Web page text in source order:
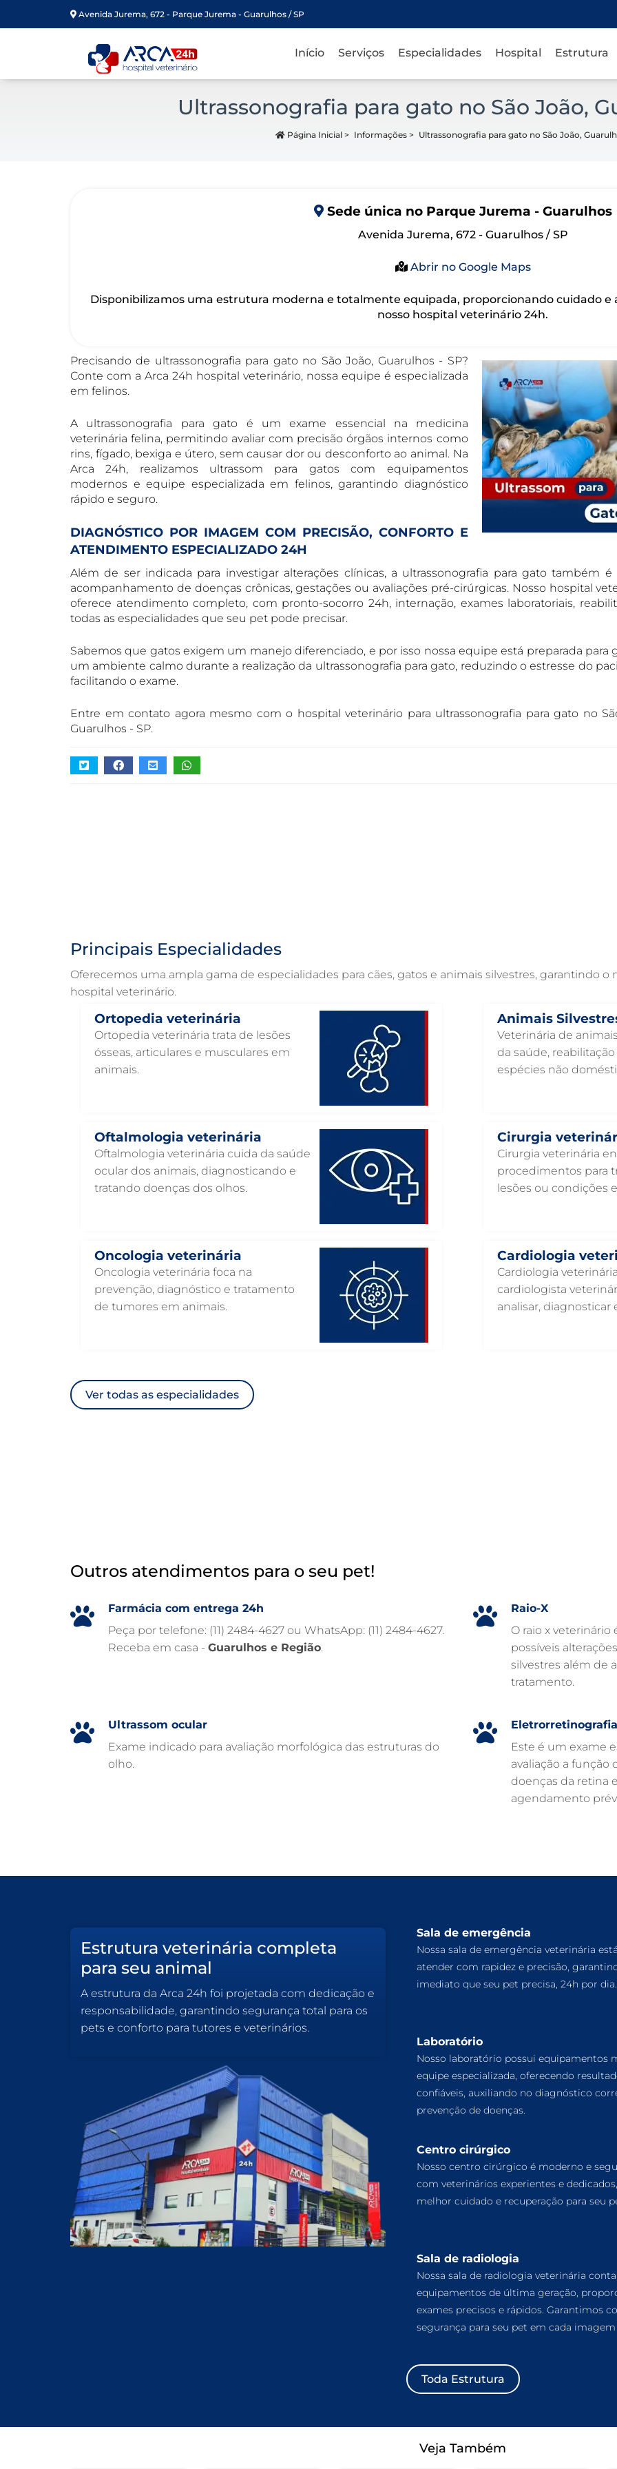
Avenida Jurema, 672 - Parque Jurema - Guarulhos / SP
Início Serviços Especialidades Hospital Estrutura
Ultrassonografia para gato no São João,
Página Inicial > Informações > Ultrassonografia para gato no São João,
Sede única no Parque Jurema - Guarulhos
Avenida Jurema, 672 - Guarulhos / SP
Abrir no Google Maps
Disponibilizamos uma estrutura moderna e totalmente equipada, proporcionando cuidado
nosso hospital veterinário 24h.
Precisando de ultrassonografia para gato no São João, Guarulhos - SP?
Conte com a Arca 24h hospital veterinário, nossa equipe é especializada
em felinos.
A ultrassonografia para gato é um exame essencial na medicina
veterinária felina, permitindo avaliar com precisão órgãos internos como
rins, fígado, bexiga e útero, sem causar dor ou desconforto ao animal. Na
Arca 24h, realizamos ultrassom para gatos com equipamentos
modernos e equipe especializada em felinos, garantindo diagnóstico
rápido e seguro.
DIAGNÓSTICO POR IMAGEM COM PRECISÃO, CONFORTO E
ATENDIMENTO ESPECIALIZADO 24H
Além de ser indicada para investigar alterações clínicas, a ultrassonografia para gato também
acompanhamento de doenças crônicas, gestações ou avaliações pré-cirúrgicas. Nosso hospital
oferece atendimento completo, com pronto-socorro 24h, internação, exames laboratoriais,
todas as especialidades que seu pet pode precisar.
Sabemos que gatos exigem um manejo diferenciado, e por isso nossa equipe está preparada para
um ambiente calmo durante a realização da ultrassonografia para gato, reduzindo o estresse do
facilitando o exame.
Entre em contato agora mesmo com o hospital veterinário para ultrassonografia para gato no
Guarulhos - SP.
Principais Especialidades
Oferecemos uma ampla gama de especialidades para cães, gatos e animais silvestres, garantindo
hospital veterinário.
Ortopedia veterinária
Ortopedia veterinária trata de lesões
ósseas, articulares e musculares em
animais.
Oftalmologia veterinária
Oftalmologia veterinária cuida da saúde
ocular dos animais, diagnosticando e
tratando doenças dos olhos.
Oncologia veterinária
Oncologia veterinária foca na
prevenção, diagnóstico e tratamento
de tumores em animais.
Animais
Veterinária de
da saúde,
espécies não
Cirurgia
Cirurgia veterinária
procedimentos para
lesões ou condições
Cardiologia
Cardiologia
cardiologista
analisar, diagnosticar
Ver todas as especialidades
Outros atendimentos para o seu pet!
Farmácia com entrega 24h
Peça por telefone: (11) 2484-4627 ou WhatsApp: (11) 2484-4627.
Receba em casa - Guarulhos e Região.
Raio-X
O raio x
possíveis
silvestres além de
tratamento.
Ultrassom ocular
Exame indicado para avaliação morfológica das estruturas do
olho.
Eletrorretinografia
Este é um exame
avaliação a função
doenças da retina
agendamento
Estrutura veterinária completa
para seu animal
A estrutura da Arca 24h foi projetada com dedicação e
responsabilidade, garantindo segurança total para os
pets e conforto para tutores e veterinários.
Sala de emergência
Nossa sala de emergência veterinária
atender com rapidez e precisão,
imediato que seu pet precisa, 24h por dia.
Laboratório
Nosso laboratório possui equipamentos
equipe especializada, oferecendo
confiáveis, auxiliando no diagnóstico
prevenção de doenças.
Centro cirúrgico
Nosso centro cirúrgico é moderno e
com veterinários experientes e
melhor cuidado e recuperação para seu
Sala de radiologia
Nossa sala de radiologia veterinária
equipamentos de última geração,
exames precisos e rápidos. Garantimos
segurança para seu pet em cada
Toda Estrutura
Veja Também